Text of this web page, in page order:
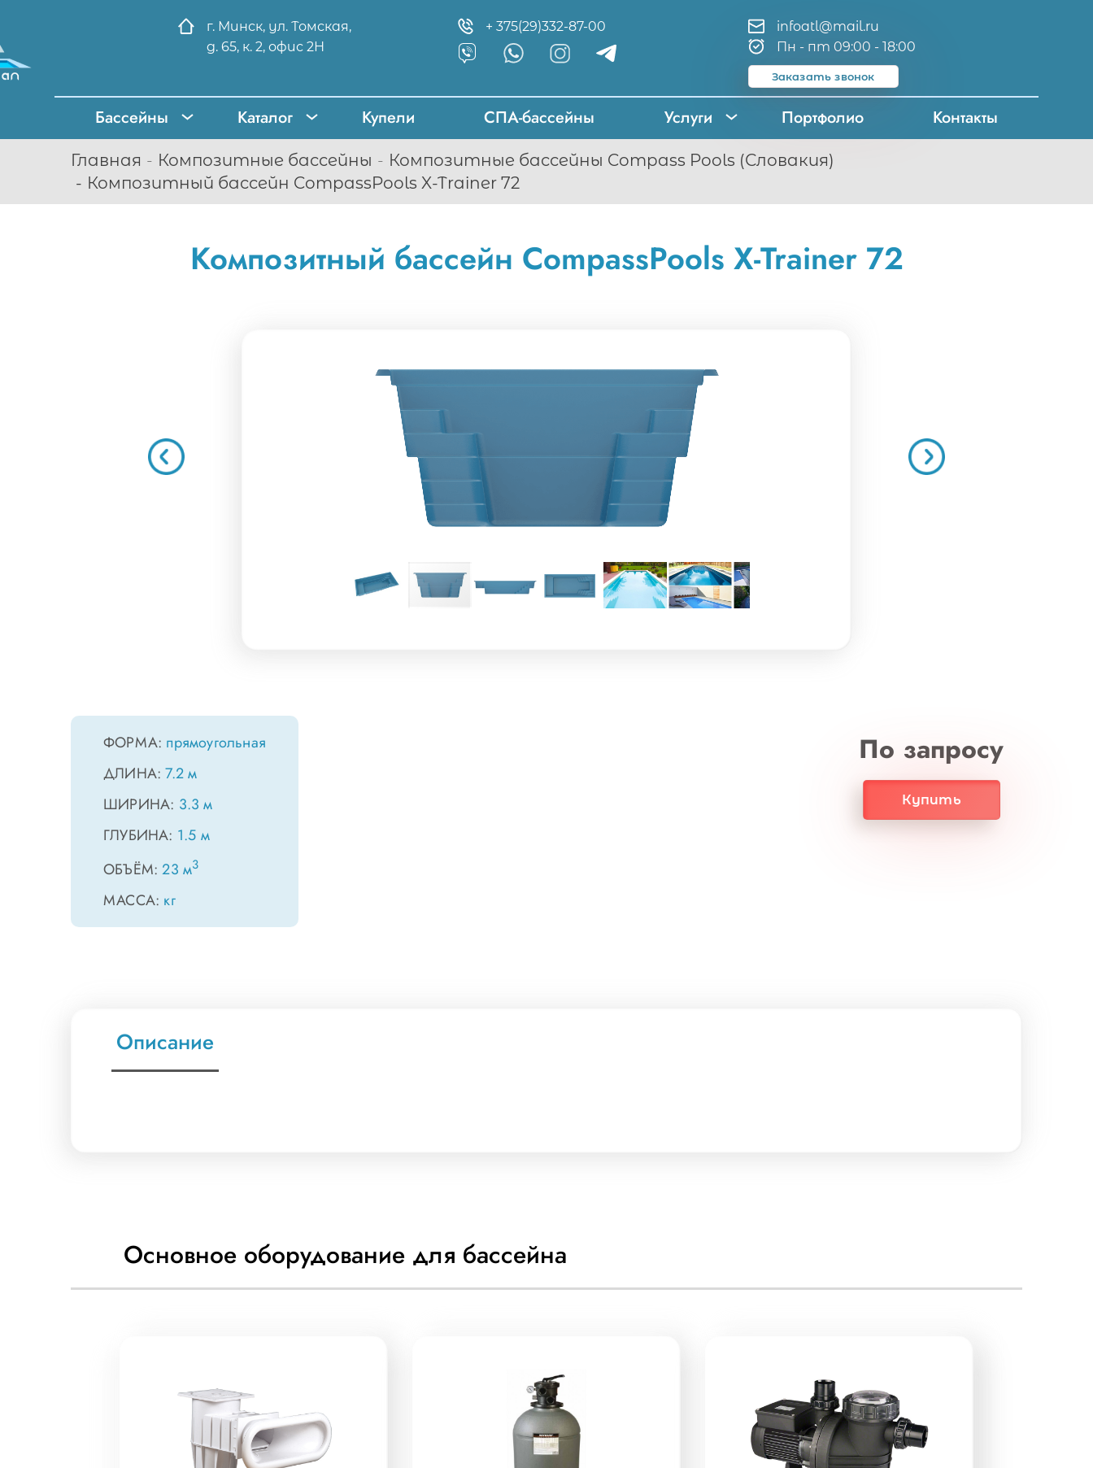
г. Минск, ул. Томская,
д. 65, к. 2, офис 2Н
+ 375(29)332-87-00
infoatl@mail.ru
Пн - пт 09:00 - 18:00
Заказать звонок
Бассейны Каталог Купели СПА-бассейны Услуги Портфолио Контакты
Главная Композитные бассейны
Композитные бассейны Compass Pools (Словакия)
Композитный бассейн CompassPools X-Trainer 72
Композитный бассейн CompassPools X-Trainer 72
ФОРМА: прямоугольная
ДЛИНА:7.2 м
ШИРИНА: 3.3 м
ГЛУБИНА: 1.5 м
ОБЪЁМ:23 м3
МАССА: кг
По запросу
Купить
Описание
Основное оборудование для бассейна